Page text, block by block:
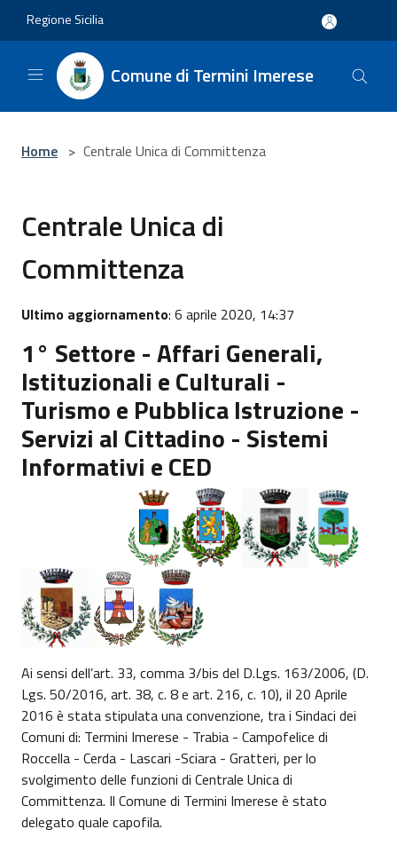
Regione Sicilia
Comune di Termini Imerese
Home > Centrale Unica di Committenza
Centrale Unica di
Committenza
Ultimo aggiornamento: 6 aprile 2020, 14:37
1° Settore - Affari Generali,
Istituzionali e Culturali -
Turismo e Pubblica Istruzione -
Servizi al Cittadino - Sistemi
Informativi e CED
Ai sensi dell’art. 33, comma 3/bis del D.Lgs. 163/2006, (D.
Lgs. 50/2016, art. 38, c. 8 e art. 216, c. 10), il 20 Aprile
2016 è stata stipulata una convenzione, tra i Sindaci dei
Comuni di: Termini Imerese - Trabia - Campofelice di
Roccella - Cerda - Lascari -Sciara - Gratteri, per lo
svolgimento delle funzioni di Centrale Unica di
Committenza. Il Comune di Termini Imerese è stato
delegato quale capofila.